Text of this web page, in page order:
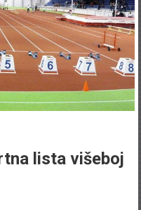
lista višeboj